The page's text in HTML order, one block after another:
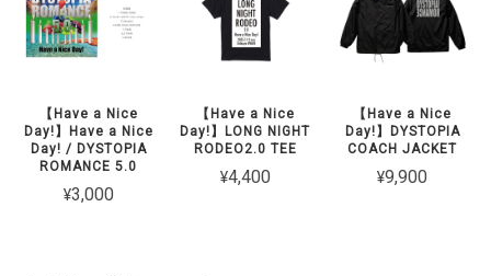
【Have a Nice
Day!】Have a Nice
Day! / DYSTOPIA
ROMANCE 5.0
¥3,000
【Have a Nice
Day!】LONG NIGHT
RODEO2.0 TEE
¥4,400
【Have a Nice
Day!】DYSTOPIA
COACH JACKET
¥9,900